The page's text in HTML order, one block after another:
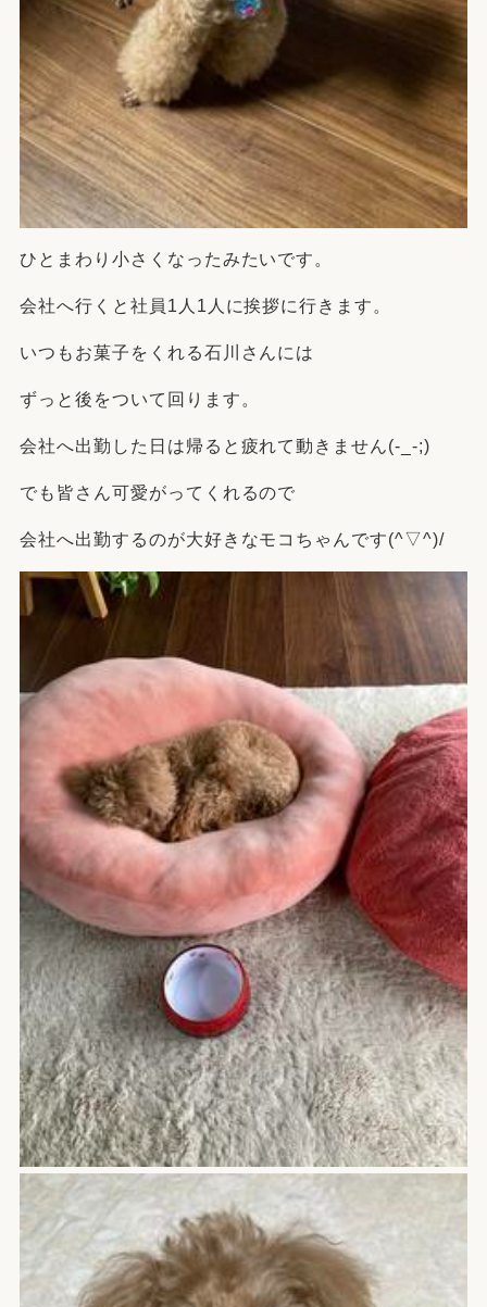
ひとまわり小さくなったみたいです。
会社へ行くと社員1人1人に挨拶に行きます。
いつもお菓子をくれる石川さんには
ずっと後をついて回ります。
会社へ出勤した日は帰ると疲れて動きません(-_-;)
でも皆さん可愛がってくれるので
会社へ出勤するのが大好きなモコちゃんです(^▽^)/